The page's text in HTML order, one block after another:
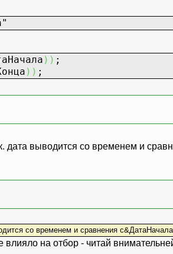
) ) ;
) ) ;
дата выводится со временем и
со временем и сравнения
на отбор - читай